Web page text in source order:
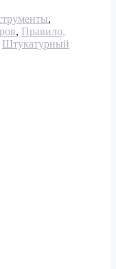
,
, Правило,
Штукатурный